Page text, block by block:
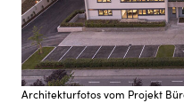
Architekturfotos vom Projekt